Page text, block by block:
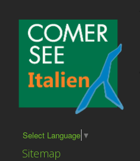
Select Language ▼
Sitemap